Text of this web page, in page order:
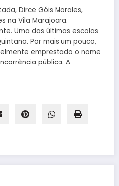
Dirce Góis Morales,
na Vila Marajoara.
Uma das últimas escolas
Por mais um pouco,
emprestado o nome
pública. A